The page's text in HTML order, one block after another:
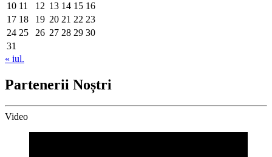
10 11 12 13 14 15 16
17 18 19 20 21 22 23
24 25 26 27 28 29 30
31
« iul.
Partenerii Noștri
Video